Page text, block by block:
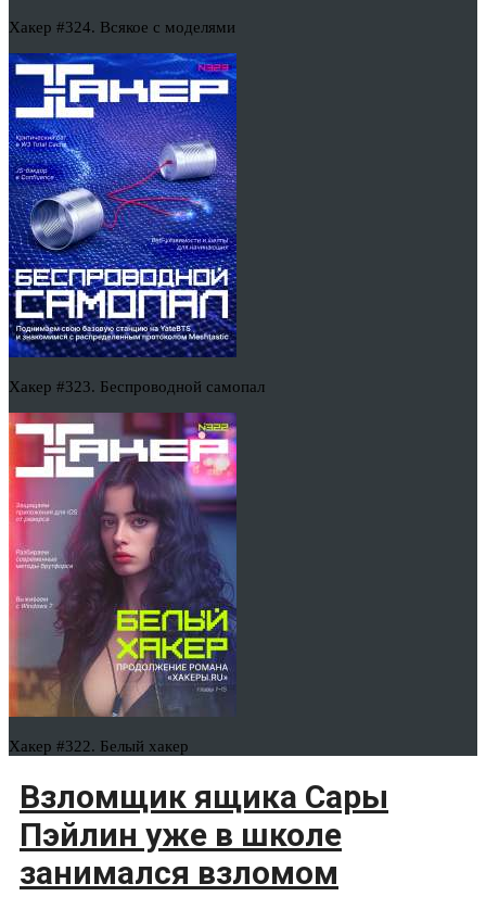
Хакер #324. Всякое с моделями
Хакер #323. Беспроводной самопал
Хакер #322. Белый хакер
Взломщик ящика Сары
Пэйлин уже в школе
занимался взломом